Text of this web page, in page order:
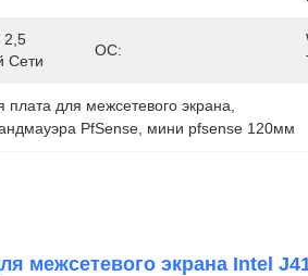
2,5
Сети
ОС:
плата для межсетевого экрана
PfSense мини pfsense 120мм
межсетевого экрана Intel